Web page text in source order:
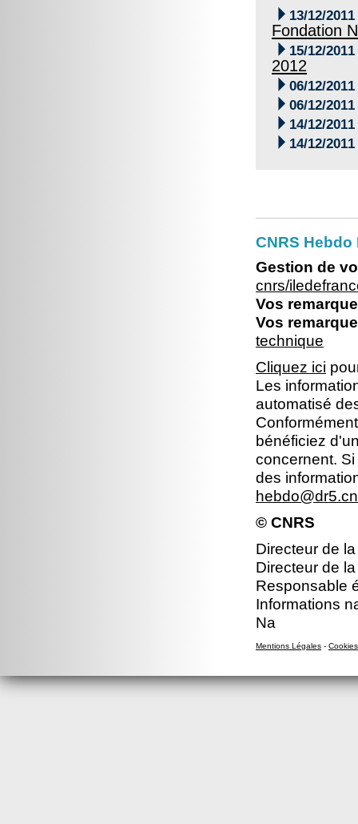
 13/12/2011
Fondation
 15/12/2011
2012
 06/12/2011
 06/12/2011
 14/12/2011
 14/12/2011
CNRS
Gestion de
cnrs/
Vos
Vos
technique
Cliquez ici
Les
automatisé
bénéficiez
concernent.
des
© CNRS
Directeur de
Directeur de
Responsable
Informations
Na
Mentions Légales - Cookies